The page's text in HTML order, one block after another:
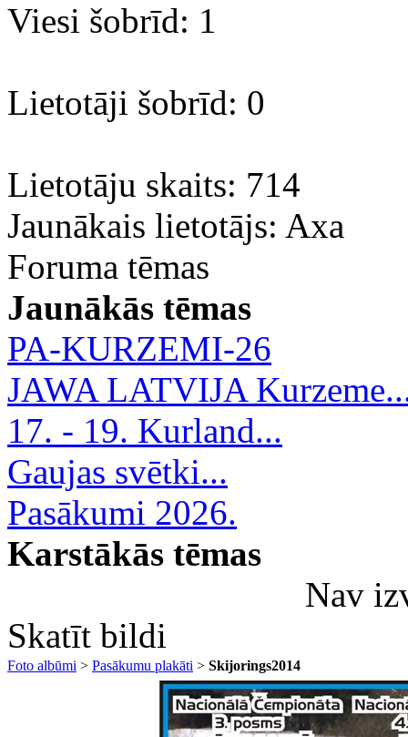
Viesi šobrīd: 1
Lietotāji šobrīd: 0
Lietotāju skaits: 714
Jaunākais lietotājs: Axa
Foruma tēmas
Jaunākās tēmas
PA-KURZEMI-26
JAWA LATVIJA
17. - 19. Kurland...
Gaujas svētki...
Pasākumi 2026.
Karstākās tēmas
Nav
Skatīt bildi
Foto albūmi > Pasākumu plakāti > Skijorings2014